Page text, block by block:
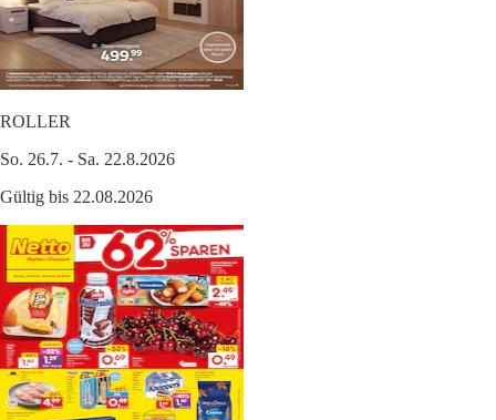
ROLLER
So. 26.7. - Sa. 22.8.2026
Gültig bis 22.08.2026